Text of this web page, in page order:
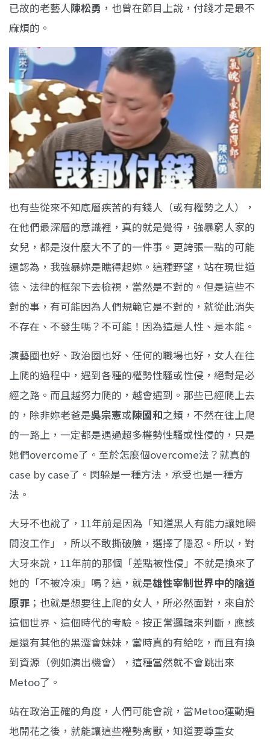
已故的老藝人陳松勇 ，也曾在節目上說，付錢才是最不
麻煩的。
也有些從來不知底層疾苦的有錢人（或有權勢之人），
在他們最深層的意識裡，真的就是覺得，強暴窮人家的
女兒，都是沒什麼大不了的一件事。更誇張一點的可能
還認為，我強暴妳是瞧得起妳。這種野望，站在現世道
德、法律的框架下去檢視，當然是不對的。但是這些不
對的事，有可能因為人們規範它是不對的，就從此消失
不存在、不發生嗎？不可能！因為這是人性、是本能。
演藝圈也好、政治圈也好、任何的職場也好，女人在往
上爬的過程中，遇到各種的權勢性騷或性侵，絕對是必
經之路。而且越努力爬的，越會遇到。那些已經爬上去
的，除非妳老爸是吳宗憲或陳國和之類，不然在往上爬
的一路上，一定都是遇過超多權勢性騷或性侵的，只是
她們overcome了。至於怎麼個overcome法？就真的
case by case了。閃躲是一種方法，承受也是一種方
法。
大牙不也說了，11年前是因為「知道黑人有能力讓她瞬
間沒工作」，所以不敢撕破臉，選擇了隱忍。所以，對
大牙來說，11年前的那個「差點被性侵」不就是換來了
她的「不被冷凍」嗎？這，就是雄性宰制世界中的陰道
原罪 ；也就是想要往上爬的女人，所必然面對，來自於
這個世界、這個時代的考驗。按正常邏輯來判斷，應該
是還有其他的黑澀會妹妹，當時真的有給吃，而且有換
到資源（例如演出機會），這種當然就不會跳出來
Metoo了。
站在政治正確的角度，人們可能會說，當Metoo運動遍
地開花之後，就能讓這些權勢禽獸，知道要尊重女